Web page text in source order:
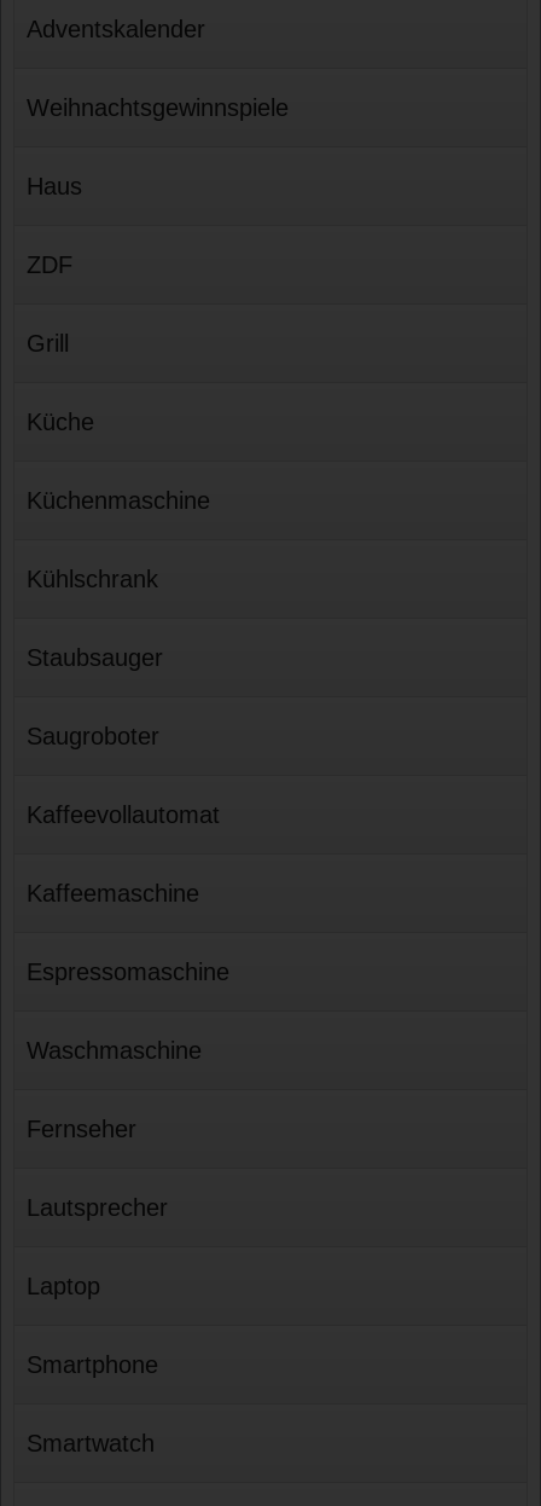
Adventskalender
Weihnachtsgewinnspiele
Haus
ZDF
Grill
Küche
Küchenmaschine
Kühlschrank
Staubsauger
Saugroboter
Kaffeevollautomat
Kaffeemaschine
Espressomaschine
Waschmaschine
Fernseher
Lautsprecher
Laptop
Smartphone
Smartwatch